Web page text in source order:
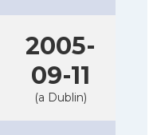
2005-
09-11
(a Dublin)